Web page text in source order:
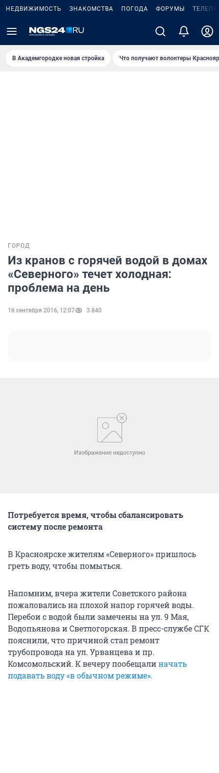
НЕДВИЖИМОСТЬ ЗНАКОМСТВА ПОГОДА ФОРУМЫ
В Академгородке новая стройка Что получают волонтеры
ГОРОД
Из кранов с горячей водой в домах
«Северного» течет холодная:
проблема на день
16 сентября 2016, 12:07 3 840
Потребуется время, чтобы сбалансировать
систему после ремонта
В Красноярске жителям «Северного» пришлось
греть воду, чтобы помыться.
Напомним, вчера жители Советского района
пожаловались на плохой напор горячей воды.
Перебои с водой были замечены на ул. 9 Мая,
Водопьянова и Светлогорская. В пресс-службе СГК
пояснили, что причиной стал ремонт
трубопровода на ул. Урванцева и пр.
Комсомольский. К вечеру пообещалиначать
подавать воду «в обычном режиме».